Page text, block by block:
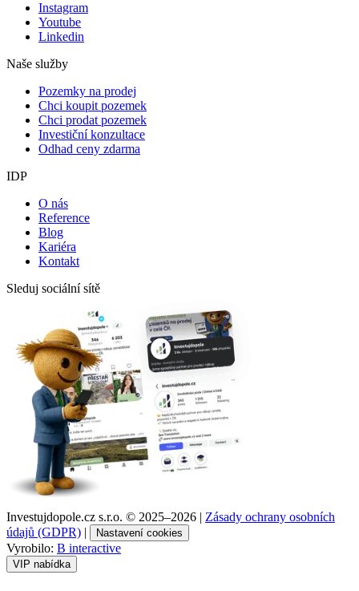
Instagram
Youtube
Linkedin
Naše služby
Pozemky na prodej
Chci koupit pozemek
Chci prodat pozemek
Investiční konzultace
Odhad ceny zdarma
IDP
O nás
Reference
Blog
Kariéra
Kontakt
Sleduj sociální sítě
Investujdopole.cz s.r.o. © 2025–2026 | Zásady ochrany osobních
údajů (GDPR) | Nastavení cookies
Vyrobilo: B interactive
VIP nabídka